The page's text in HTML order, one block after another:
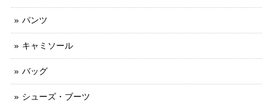
パンツ
キャミソール
バッグ
シューズ・ブーツ